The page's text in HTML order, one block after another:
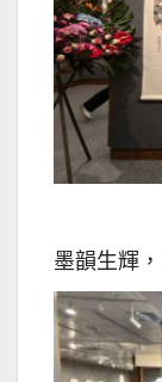
墨韻生輝